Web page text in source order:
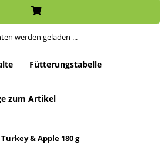
werden geladen ...
Fütterungstabelle
zum Artikel
& Apple 180 g